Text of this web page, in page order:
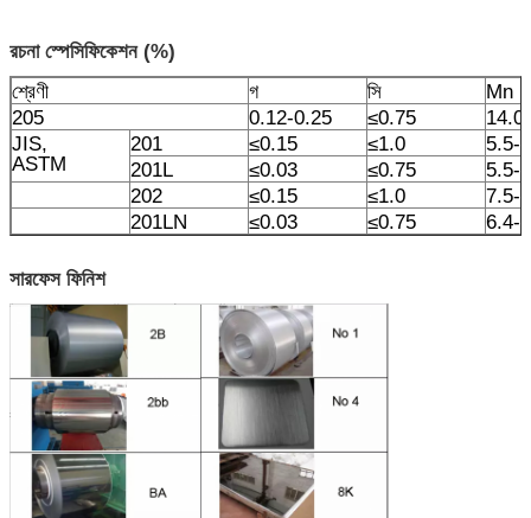
রচনা স্পেসিফিকেশন (%)
শ্রেণী
গ সি
Mn
205
0.12-0.25 ≤0.75
JIS,
ASTM
201 ≤0.15 ≤1.0
5.5-
201L
≤0.03 ≤0.75
5.5-
202
≤0.15 ≤1.0
7.5-
201LN
≤0.03 ≤0.75 6.4-
সারফেস ফিনিশ